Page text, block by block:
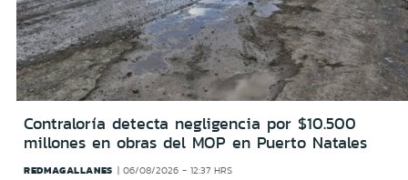
Contraloría detecta negligencia por $10.500
millones en obras del MOP en Puerto Natales
REDMAGALLANES 06/08/2026 - 12:37 HRS